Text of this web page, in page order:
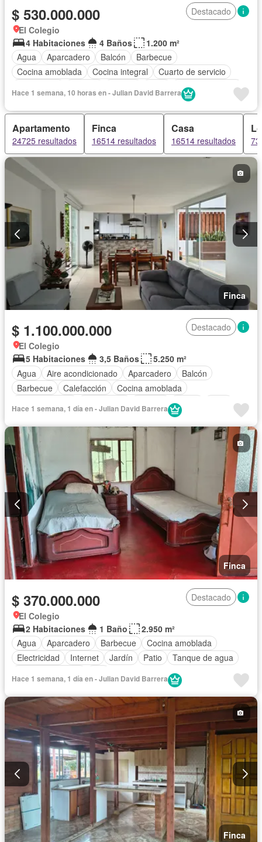
$ 530.000.000
Destacado
El Colegio
4 Habitaciones
4 Baños
1.200 m²
Agua
Aparcadero Balcón
Barbecue
Cocina amoblada
Cocina integral
Cuarto de servicio
Tanque de agua
Hace 1 semana, 10 horas en - Julian David Barrera
Apartamento
24725 resultados
Finca
16514 resultados
Casa
16514 resultados
Finca
$ 1.100.000.000
Destacado
El Colegio
5 Habitaciones
3,5 Baños
5.250 m²
Agua
Aire acondicionado Aparcadero
Balcón
Barbecue
Calefacción
Cocina amoblada
Jardín
Vista panorámica
Wifi
Hace 1 semana, 1 día en - Julian David Barrera
Finca
$ 370.000.000
Destacado
El Colegio
2 Habitaciones
1 Baño
2.950 m²
Agua
Aparcadero Barbecue
Cocina amoblada
Electricidad
Internet Jardín Patio
Tanque de agua
Hace 1 semana, 1 día en - Julian David Barrera
Finca